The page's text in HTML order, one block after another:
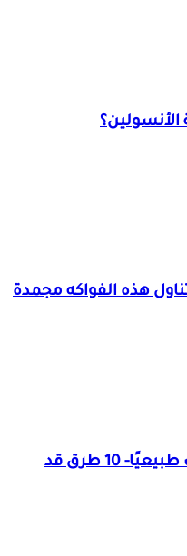
الأنسولين؟
هذه الفواكه مجمدة
علاج ارتفاع حمض اليوريك طبيعيًا- 10 طرق قد